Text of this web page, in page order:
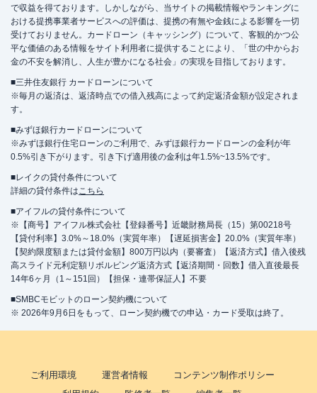
で収益を得ております。しかしながら、当サイトの掲載情報やランキングに
おける提携事業者サービスへの評価は、提携の有無や金銭による影響を一切
受けておりません。カードローン（キャッシング）について、客観的かつ公
平な価値のある情報をサイト利用者に提供することにより、「世の中からお
金の不安を解消し、人生が豊かになる社会」の実現を目指しております。
■三井住友銀行 カードローンについて
※毎月の返済は、返済時点での借入残高によって約定返済金額が設定されま
す。
■みずほ銀行カードローンについて
※みずほ銀行住宅ローンのご利用で、みずほ銀行カードローンの金利が年
0.5%引き下がります。引き下げ適用後の金利は年1.5%~13.5%です。
■レイクの貸付条件について
詳細の貸付条件はこちら
■アイフルの貸付条件について
※【商号】アイフル株式会社【登録番号】近畿財務局長（15）第00218号
【貸付利率】3.0%～18.0%（実質年率）【遅延損害金】20.0%（実質年率）
【契約限度額または貸付金額】800万円以内（要審査）【返済方式】借入後残
高スライド元利定額リボルビング返済方式【返済期間・回数】借入直後最長
14年6ヶ月（1～151回）【担保・連帯保証人】不要
■SMBCモビットのローン契約機について
※ 2026年9月6日をもって、ローン契約機での申込・カード受取は終了。
ご利用環境 運営者情報
コンテンツ制作ポリシー